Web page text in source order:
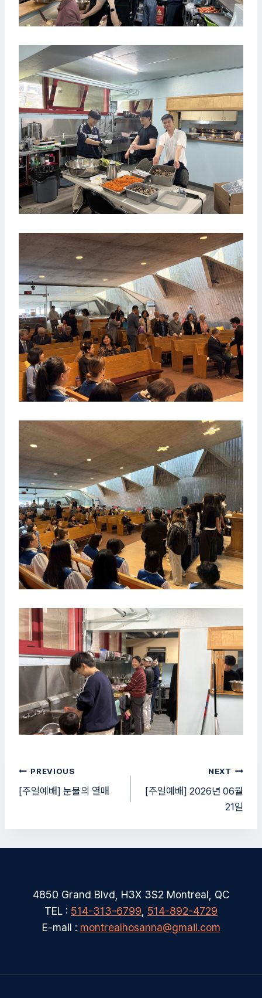
글
탐
PREVIOUS
[주일예배] 눈물의 열매
NEXT
[주일예배] 2026년 06월
21일
4850 Grand Blvd, H3X 3S2 Montreal, QC
TEL : 514-313-6799, 514-892-4729
E-mail : montrealhosanna@gmail.com